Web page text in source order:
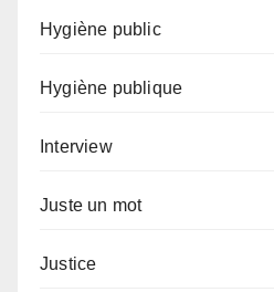
Hygiène public
Hygiène publique
Interview
Juste un mot
Justice